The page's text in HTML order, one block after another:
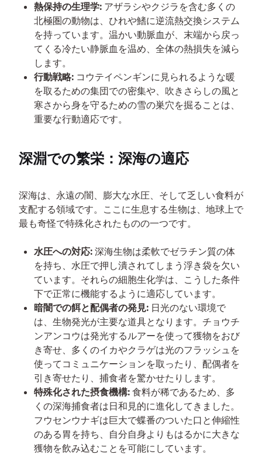
熱保持の生理学: アザラシやクジラを含む多くの
北極圏の動物は、ひれや鰭に逆流熱交換システム
を持っています。温かい動脈血が、末端から戻っ
てくる冷たい静脈血を温め、全体の熱損失を減ら
します。
行動戦略: コウテイペンギンに見られるような暖
を取るための集団での密集や、吹きさらしの風と
寒さから身を守るための雪の巣穴を掘ることは、
重要な行動適応です。
深淵での繁栄：深海の適応
深海は、永遠の闇、膨大な水圧、そして乏しい食料が
支配する領域です。ここに生息する生物は、地球上で
最も奇怪で特殊化されたものの一つです。
水圧への対応: 深海生物は柔軟でゼラチン質の体
を持ち、水圧で押し潰されてしまう浮き袋を欠い
ています。それらの細胞生化学は、こうした条件
下で正常に機能するように適応しています。
暗闇での餌と配偶者の発見: 日光のない環境で
は、生物発光が主要な道具となります。チョウチ
ンアンコウは発光するルアーを使って獲物をおび
き寄せ、多くのイカやクラゲは光のフラッシュを
使ってコミュニケーションを取ったり、配偶者を
引き寄せたり、捕食者を驚かせたりします。
特殊化された摂食機構: 食料が稀であるため、多
くの深海捕食者は日和見的に進化してきました。
フウセンウナギは巨大で蝶番のついた口と伸縮性
のある胃を持ち、自分自身よりもはるかに大きな
獲物を飲み込むことを可能にしています。